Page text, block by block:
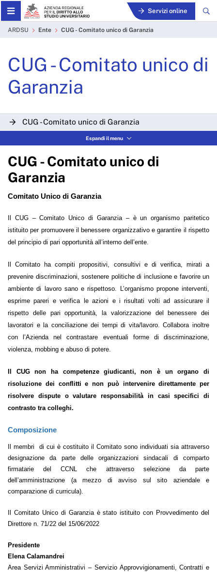
Skip to Main Content Servizi online
CUG - Comitato unico di
ARDSU Ente CUG - Comitato unico di Garanzia
CUG - Comitato unico di
Garanzia
CUG - Comitato unico di Garanzia
Espandi il menu
CUG - Comitato unico di
Garanzia
Comitato Unico di Garanzia
Il CUG – Comitato Unico di Garanzia – è un organismo paritetico
istituito per promuovere il benessere organizzativo e garantire il rispetto
del principio di pari opportunità all’interno dell’ente.
Il Comitato ha compiti propositivi, consultivi e di verifica, mirati a
prevenire discriminazioni, sostenere politiche di inclusione e favorire un
ambiente di lavoro sano e rispettoso. L’organismo propone interventi,
esprime pareri e verifica le azioni e i risultati volti ad assicurare il
rispetto delle pari opportunità, la valorizzazione del benessere dei
lavoratori e la conciliazione dei tempi di vita/lavoro. Collabora inoltre
con l’Azienda nel contrastare eventuali forme di discriminazione,
violenza, mobbing e abuso di potere.
Il CUG non ha competenze giudicanti, non è un organo di
risoluzione dei conflitti e non può intervenire direttamente per
risolvere dispute o valutare responsabilità in casi specifici di
contrasto tra colleghi.
Composizione
Il membri di cui è costituito il Comitato sono individuati sia attraverso
designazione da parte delle organizzazioni sindacali di comparto
firmatarie del CCNL che attraverso selezione da parte
dell’amministrazione (a mezzo di avviso sul sito aziendale e
comparazione di curricula).
Il Comitato Unico di Garanzia è stato istituito con Provvedimento del
Direttore n. 71/22 del 15/06/2022
Presidente
Elena Calamandrei
Area Servizi Amministrativi – Servizio Approvvigionamenti, Contratti e